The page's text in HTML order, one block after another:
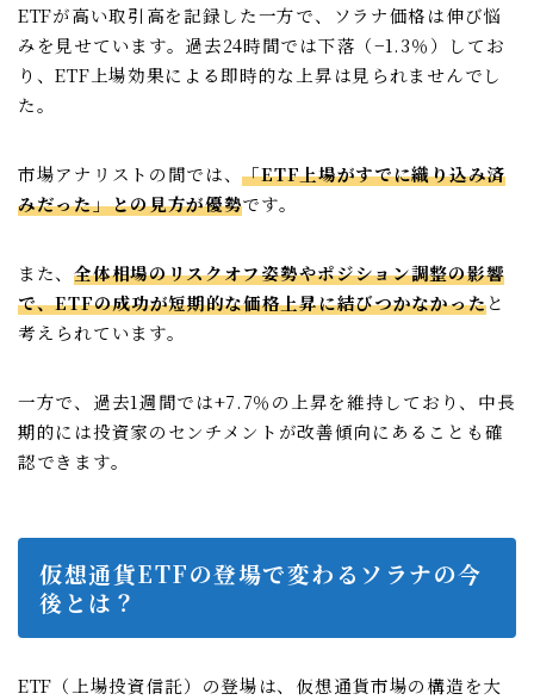
ETFが高い取引高を記録した一方で、ソラナ価格は伸び悩
みを見せています。過去24時間では下落（−1.3％）してお
り、ETF上場効果による即時的な上昇は見られませんでし
た。
市場アナリストの間では、「ETF上場がすでに織り込み済
みだった」との見方が優勢です。
また、全体相場のリスクオフ姿勢やポジション調整の影響
で、ETFの成功が短期的な価格上昇に結びつかなかったと
考えられています。
一方で、過去1週間では+7.7％の上昇を維持しており、中長
期的には投資家のセンチメントが改善傾向にあることも確
認できます。
仮想通貨ETFの登場で変わるソラナの今
後とは？
ETF（上場投資信託）の登場は、仮想通貨市場の構造を大